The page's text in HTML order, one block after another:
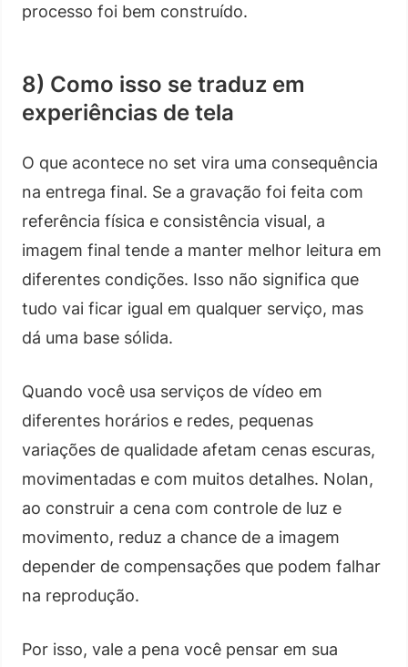
processo foi bem construído.
8) Como isso se traduz em
experiências de tela
O que acontece no set vira uma consequência
na entrega final. Se a gravação foi feita com
referência física e consistência visual, a
imagem final tende a manter melhor leitura em
diferentes condições. Isso não significa que
tudo vai ficar igual em qualquer serviço, mas
dá uma base sólida.
Quando você usa serviços de vídeo em
diferentes horários e redes, pequenas
variações de qualidade afetam cenas escuras,
movimentadas e com muitos detalhes. Nolan,
ao construir a cena com controle de luz e
movimento, reduz a chance de a imagem
depender de compensações que podem falhar
na reprodução.
Por isso, vale a pena você pensar em sua